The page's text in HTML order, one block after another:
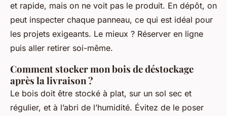
et rapide, mais on ne voit pas le produit. En dépôt, on
peut inspecter chaque panneau, ce qui est idéal pour
les projets exigeants. Le mieux ? Réserver en ligne
puis aller retirer soi-même.
Comment stocker mon bois de déstockage
après la livraison ?
Le bois doit être stocké à plat, sur un sol sec et
régulier, et à l’abri de l’humidité. Évitez de le poser